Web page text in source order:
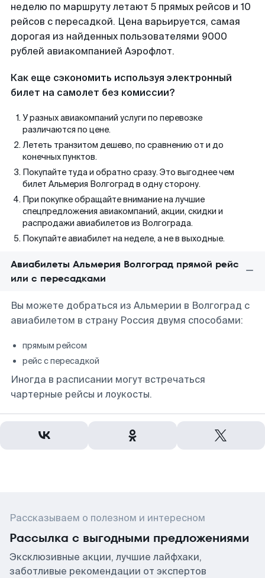
неделю по маршруту летают 5 прямых рейсов и 10
рейсов с пересадкой. Цена варьируется, самая
дорогая из найденных пользователями 9000
рублей авиакомпанией Аэрофлот.
Как еще сэкономить используя электронный
билет на самолет без комиссии?
У разных авиакомпаний услуги по перевозке
различаются по цене.
Лететь транзитом дешево, по сравнению от и до
конечных пунктов.
Покупайте туда и обратно сразу. Это выгоднее чем
билет Альмерия Волгоград в одну сторону.
При покупке обращайте внимание на лучшие
спецпредложения авиакомпаний, акции, скидки и
распродажи авиабилетов из Волгограда.
Покупайте авиабилет на неделе, а не в выходные.
Авиабилеты Альмерия Волгоград прямой рейс
или с пересадками
Вы можете добраться из Альмерии в Волгоград с
авиабилетом в страну Россия двумя способами:
прямым рейсом
рейс с пересадкой
Иногда в расписании могут встречаться
чартерные рейсы и лоукосты.
Рассказываем о полезном и интересном
Рассылка с выгодными предложениями
Эксклюзивные акции, лучшие лайфхаки,
заботливые рекомендации от экспертов